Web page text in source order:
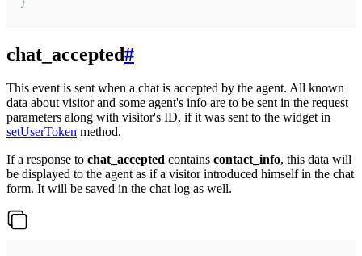
chat_accepted#
This event is sent when a chat is accepted by the agent. All known
data about visitor and some agent's info are to be sent in the request
parameters along with visitor's ID, if it was sent to the widget in
setUserToken method.
If a response to chat_accepted contains contact_info, this data will
be displayed to the agent as if a visitor introduced himself in the chat
form. It will be saved in the chat log as well.